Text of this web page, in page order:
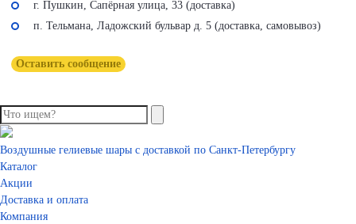
г. Пушкин, Сапёрная улица, 33 (доставка)
п. Тельмана, Ладожский бульвар д. 5 (доставка, самовывоз)
Оставить сообщение
Воздушные гелиевые шары с доставкой по Санкт-Петербургу
Каталог
Акции
Доставка и оплата
Компания